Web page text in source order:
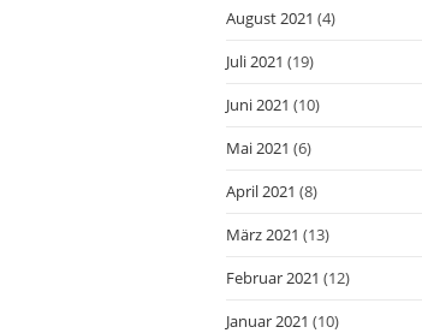
August 2021 (4)
Juli 2021 (19)
Juni 2021 (10)
Mai 2021 (6)
April 2021 (8)
März 2021 (13)
Februar 2021 (12)
Januar 2021 (10)